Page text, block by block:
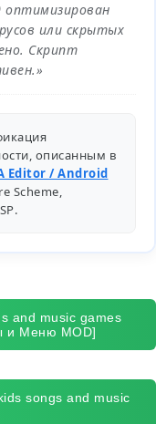
оптимизирован
или скрытых
Скрипт
описанным в
Editor / Android
Scheme,
.
and music games
и Меню MOD]
songs and music